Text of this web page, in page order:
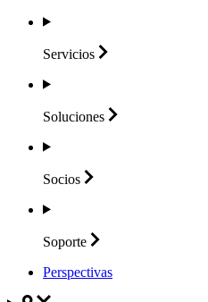
Servicios
Soluciones
Socios
Soporte
Perspectivas